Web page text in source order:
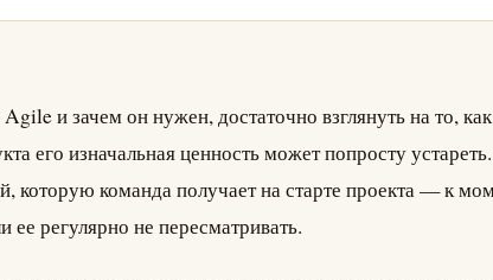
и зачем он нужен, достаточно взглянуть на то,
его изначальная ценность может попросту
которую команда получает на старте проекта — к
ее регулярно не пересматривать.